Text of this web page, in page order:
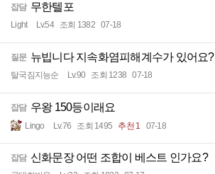
잡담 무한텔포
Light Lv.54 조회 1382 07-18
질문 뉴빕니다 지속화염피해계수가 있어요?
탈국짐지능순 Lv.90 조회 1238 07-18
잡담 우왕 150등이래요
Lingo Lv.76 조회 1495 추천 1 07-18
잡담 신화문장 어떤 조합이 베스트 인가요?